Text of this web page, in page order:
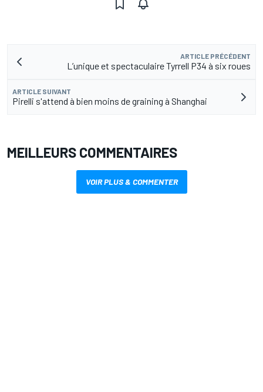
ARTICLE PRÉCÉDENT
L’unique et spectaculaire Tyrrell P34 à six roues
ARTICLE SUIVANT
Pirelli s'attend à bien moins de graining à Shanghai
MEILLEURS COMMENTAIRES
VOIR PLUS & COMMENTER